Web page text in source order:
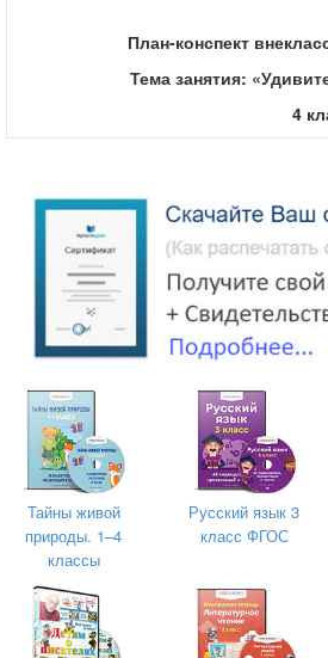
План-конспект
Тема занятия:
4
Выполнила
Проверил учитель:
Проверил
Тайны живой
природы. 1–4
классы
Русский язык 3
класс ФГОС